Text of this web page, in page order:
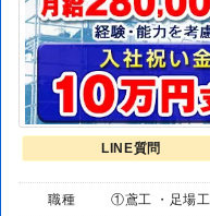
LINE質問
職種 ①鳶工 ・足場